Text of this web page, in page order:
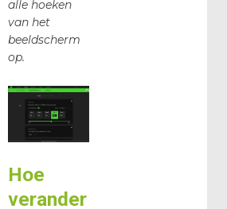
alle hoeken
van het
beeldscherm
op.
Hoe
verander